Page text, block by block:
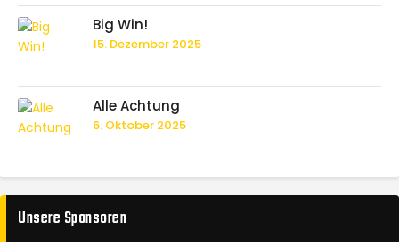
Big Win!
15. Dezember 2025
Alle Achtung
6. Oktober 2025
Unsere Sponsoren